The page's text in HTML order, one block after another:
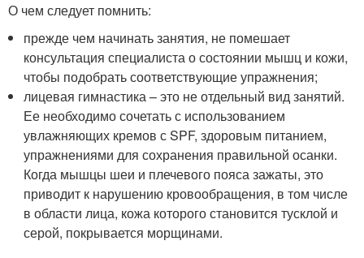
О чем следует помнить:
прежде чем начинать занятия, не помешает
консультация специалиста о состоянии мышц и кожи,
чтобы подобрать соответствующие упражнения;
лицевая гимнастика – это не отдельный вид занятий.
Ее необходимо сочетать с использованием
увлажняющих кремов с SPF, здоровым питанием,
упражнениями для сохранения правильной осанки.
Когда мышцы шеи и плечевого пояса зажаты, это
приводит к нарушению кровообращения, в том числе
в области лица, кожа которого становится тусклой и
серой, покрывается морщинами.